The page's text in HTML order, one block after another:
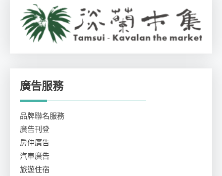
廣告服務
品牌聯名服務
廣告刊登
房仲廣告
汽車廣告
旅遊住宿